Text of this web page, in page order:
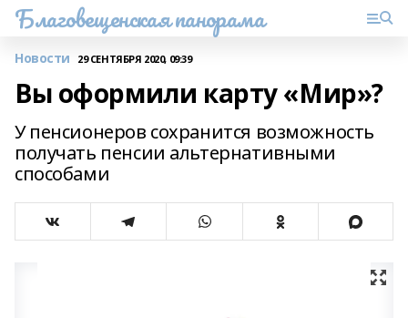
Благовещенская панорама
Новости 29 СЕНТЯБРЯ 2020, 09:39
Вы оформили карту «Мир»?
У пенсионеров сохранится возможность
получать пенсии альтернативными
способами